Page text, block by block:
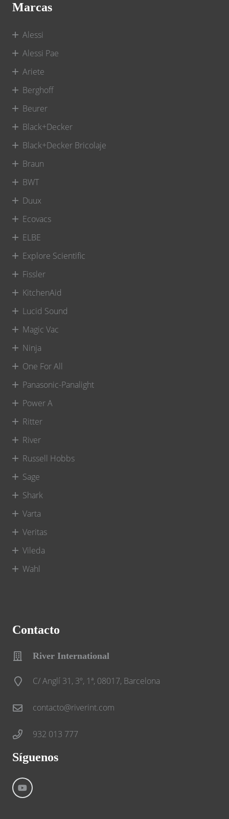
Marcas
Alessi
Alessi Pae
Ariete
Berghoff
Beurer
Black+Decker
Black+Decker Bricolaje
Braun
BWT
Duux
Ecovacs
ELBE
Explore Scientific
Fissler
KitchenAid
Lucid Sound
Magic Vac
Ninja
One For All
Panasonic-Panalight
Power A
Ritter
River
Russell Hobbs
Sage
Shark
Varta
Veritas
Vileda
Wahl
Contacto
River International
C/ Anglí 31, 3º, 1ª, 08017, Barcelona
contacto@riverint.com
932 013 777
Síguenos